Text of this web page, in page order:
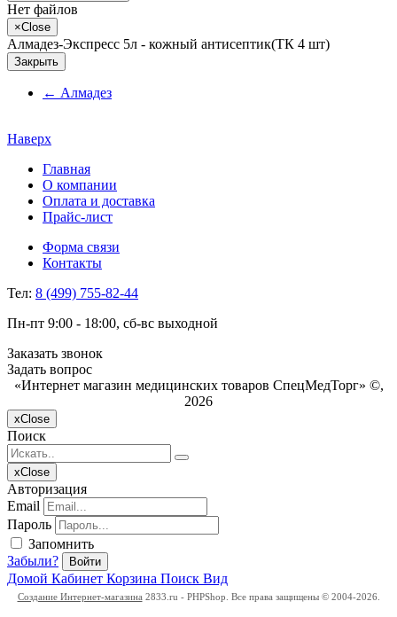
Нет файлов
×Close
Алмадез-Экспресс 5л - кожный антисептик(ТК 4 шт)
Закрыть
← Алмадез
Наверх
Главная
О компании
Оплата и доставка
Прайс-лист
Форма связи
Контакты
Тел: 8 (499) 755-82-44
Пн-пт 9:00 - 18:00, сб-вс выходной
Заказать звонок
Задать вопрос
«Интернет магазин медицинских товаров СпецМедТорг» ©,
2026
xClose
Поиск
xClose
Авторизация
Email
Пароль
Запомнить
Забыли?
Войти
Домой Кабинет Корзина Поиск Вид
Создание Интернет-магазина 2833.ru - PHPShop. Все права защищены © 2004-2026.